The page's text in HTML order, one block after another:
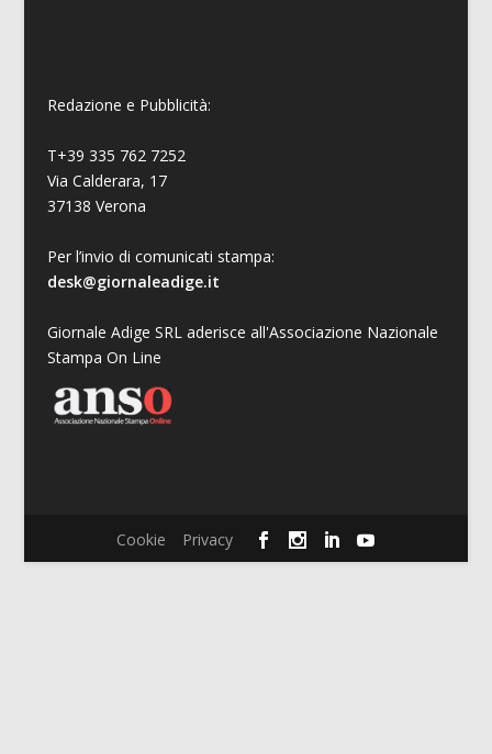
Redazione e Pubblicità:
T+39 335 762 7252
Via Calderara, 17
37138 Verona
Per l’invio di comunicati stampa:
desk@giornaleadige.it
Giornale Adige SRL aderisce all'Associazione Nazionale
Stampa On Line
Cookie Privacy